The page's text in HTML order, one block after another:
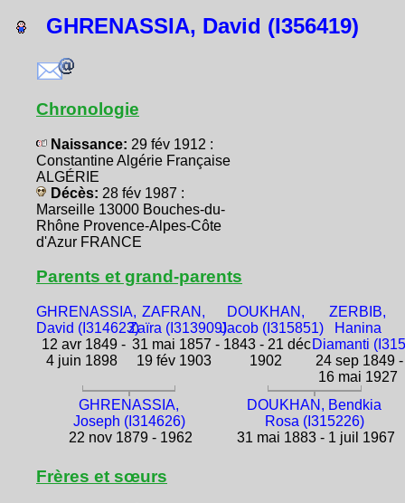
GHRENASSIA, David (I356419)
Chronologie
Naissance: 29 fév 1912 :
Constantine Algérie Française
ALGÉRIE
Décès: 28 fév 1987 :
Marseille 13000 Bouches-du-
Rhône Provence-Alpes-Côte
d'Azur FRANCE
Parents et grand-parents
GHRENASSIA,
David (I314623)
12 avr 1849 -
4 juin 1898
ZAFRAN,
Zaïra (I313909)
31 mai 1857 -
19 fév 1903
DOUKHAN,
Jacob (I315851)
1843 - 21 déc
1902
ZERBIB,
Hanina
Diamanti
24 sep 1849 -
16 mai 1927
GHRENASSIA,
Joseph (I314626)
22 nov 1879 - 1962
DOUKHAN, Bendkia
Rosa (I315226)
31 mai 1883 - 1 juil 1967
Frères et sœurs